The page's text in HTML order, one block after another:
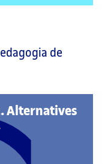
de
Alternatives